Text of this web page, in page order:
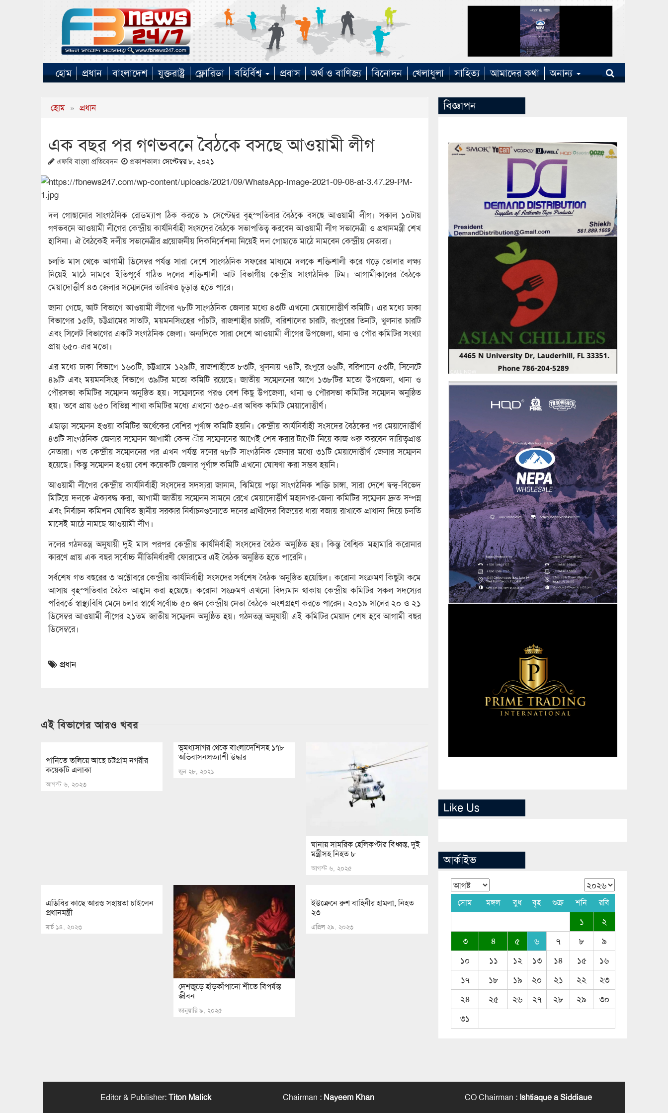
হোম প্রধান বাংলাদেশ যুক্তরাষ্ট্র ফ্লোরিডা বহির্বিশ্ব প্রবাস অর্থ ও বাণিজ্য বিনোদন খেলাধুলা সাহিত্য আমাদের কথা অনান্য
হোম » প্রধান
এক বছর পর গণভবনে বৈঠকে বসছে আওয়ামী লীগ
এফবি বাংলা প্রতিবেদন প্রকাশকালঃ সেপ্টেম্বর ৮, ২০২১
দল গোছানোর সাংগঠনিক রোডম্যাপ ঠিক করতে ৯ সেপ্টেম্বর বৃহস্পতিবার বৈঠকে বসছে আওয়ামী লীগ। সকাল ১০টায়
গণভবনে আওয়ামী লীগের কেন্দ্রীয় কার্যনির্বাহী সংসদের বৈঠকে সভাপতিত্ব করবেন আওয়ামী লীগ সভানেত্রী ও প্রধানমন্ত্রী শেখ
হাসিনা। ঐ বৈঠকেই দলীয় সভানেত্রীর প্রয়োজনীয় দিকনির্দেশনা নিয়েই দল গোছাতে মাঠে নামবেন কেন্দ্রীয় নেতারা।
চলতি মাস থেকে আগামী ডিসেম্বর পর্যন্ত সারা দেশে সাংগঠনিক সফরের মাধ্যমে দলকে শক্তিশালী করে গড়ে তোলার লক্ষ্য
নিয়েই মাঠে নামবে ইতিপূর্বে গঠিত দলের শক্তিশালী আট বিভাগীয় কেন্দ্রীয় সাংগঠনিক টিম। আগামীকালের বৈঠকে
মেয়াদোত্তীর্ণ ৪৩ জেলার সম্মেলনের তারিখও চূড়ান্ত হতে পারে।
জানা গেছে, আট বিভাগে আওয়ামী লীগের ৭৮টি সাংগঠনিক জেলার মধ্যে ৪৩টি এখনো মেয়াদোত্তীর্ণ কমিটি। এর মধ্যে ঢাকা
বিভাগের ১৫টি, চট্টগ্রামের সাতটি, ময়মনসিংহের পাঁচটি, রাজশাহীর চারটি, বরিশালের চারটি, রংপুরের তিনটি, খুলনার চারটি
এবং সিলেট বিভাগের একটি সংগঠনিক জেলা। অন্যদিকে সারা দেশে আওয়ামী লীগের উপজেলা, থানা ও পৌর কমিটির সংখ্যা
প্রায় ৬৫০-এর মতো।
এর মধ্যে ঢাকা বিভাগে ১৬০টি, চট্টগ্রামে ১২৯টি, রাজশাহীতে ৮৩টি, খুলনায় ৭৪টি, রংপুরে ৬৬টি, বরিশালে ৫৩টি, সিলেটে
৪৯টি এবং ময়মনসিংহ বিভাগে ৩৯টির মতো কমিটি রয়েছে। জাতীয় সম্মেলনের আগে ১৩৮টির মতো উপজেলা, থানা ও
পৌরসভা কমিটির সম্মেলন অনুষ্ঠিত হয়। সম্মেলনের পরও বেশ কিছু উপজেলা, থানা ও পৌরসভা কমিটির সম্মেলন অনুষ্ঠিত
হয়। তবে প্রায় ৬৫০ বিভিন্ন শাখা কমিটির মধ্যে এখনো ৩৫০-এর অধিক কমিটি মেয়াদোত্তীর্ণ।
এছাড়া সম্মেলন হওয়া কমিটির অর্ধেকের বেশির পূর্ণাঙ্গ কমিটি হয়নি। কেন্দ্রীয় কার্যনির্বাহী সংসদের বৈঠকের পর মেয়াদোত্তীর্ণ
৪৩টি সাংগঠনিক জেলার সম্মেলন আগামী কেন্দ ীয় সম্মেলনের আগেই শেষ করার টার্গেট নিয়ে কাজ শুরু করবেন দায়িত্বপ্রাপ্ত
নেতারা। গত কেন্দ্রীয় সম্মেলনের পর এখন পর্যন্ত দলের ৭৮টি সাংগঠনিক জেলার মধ্যে ৩১টি মেয়াদোত্তীর্ণ জেলার সম্মেলন
হয়েছে। কিন্তু সম্মেলন হওয়া বেশ কয়েকটি জেলার পূর্ণাঙ্গ কমিটি এখনো ঘোষণা করা সম্ভব হয়নি।
আওয়ামী লীগের কেন্দ্রীয় কার্যনির্বাহী সংসদের সদস্যরা জানান, ঝিমিয়ে পড়া সাংগঠনিক শক্তি চাঙ্গা, সারা দেশে দ্বন্দ্ব-বিভেদ
মিটিয়ে দলকে ঐক্যবদ্ধ করা, আগামী জাতীয় সম্মেলন সামনে রেখে মেয়াদোত্তীর্ণ মহানগর-জেলা কমিটির সম্মেলন দ্রুত সম্পন্ন
এবং নির্বাচন কমিশন ঘোষিত স্থানীয় সরকার নির্বাচনগুলোতে দলের প্রার্থীদের বিজয়ের ধারা বজায় রাখাকে প্রাধান্য দিয়ে চলতি
মাসেই মাঠে নামছে আওয়ামী লীগ।
দলের গঠনতন্ত্র অনুযায়ী দুই মাস পরপর কেন্দ্রীয় কার্যনির্বাহী সংসদের বৈঠক অনুষ্ঠিত হয়। কিন্তু বৈশ্বিক মহামারি করোনার
কারণে প্রায় এক বছর সর্বোচ্চ নীতিনির্ধারণী ফোরামের এই বৈঠক অনুষ্ঠিত হতে পারেনি।
সর্বশেষ গত বছরের ৩ অক্টোবরে কেন্দ্রীয় কার্যনির্বাহী সংসদের সর্বশেষ বৈঠক অনুষ্ঠিত হয়েছিল। করোনা সংক্রমণ কিছুটা কমে
আসায় বৃহস্পতিবার বৈঠক আহ্বান করা হয়েছে। করোনা সংক্রমণ এখনো বিদ্যমান থাকায় কেন্দ্রীয় কমিটির সকল সদস্যের
পরিবর্তে স্বাস্থ্যবিধি মেনে চলার স্বার্থে সর্বোচ্চ ৫০ জন কেন্দ্রীয় নেতা বৈঠকে অংশগ্রহণ করতে পারেন। ২০১৯ সালের ২০ ও ২১
ডিসেম্বর আওয়ামী লীগের ২১তম জাতীয় সম্মেলন অনুষ্ঠিত হয়। গঠনতন্ত্র অনুযায়ী এই কমিটির মেয়াদ শেষ হবে আগামী বছর
ডিসেম্বরে।
প্রধান
এই বিভাগের আরও খবর
পানিতে তলিয়ে আছে চট্টগ্রাম নগরীর
কয়েকটি এলাকা
আগস্ট ৬, ২০২৩
ভূমধ্যসাগর থেকে বাংলাদেশিসহ ১৭৮
অভিবাসনপ্রত্যাশী উদ্ধার
জুন ২৮, ২০২১
ঘানায় সামরিক হেলিকপ্টার বিধ্বস্ত, দুই
মন্ত্রীসহ নিহত ৮
আগস্ট ৬, ২০২৫
এডিবির কাছে আরও সহায়তা চাইলেন
প্রধানমন্ত্রী
মার্চ ১৪, ২০২৩
দেশজুড়ে হাঁড়কাঁপানো শীতে বিপর্যস্ত
জীবন
জানুয়ারি ৯, ২০২৫
ইউক্রেনে রুশ বাহিনীর হামলা, নিহত
২৩
এপ্রিল ২৯, ২০২৩
বিজ্ঞাপন
Like Us
আর্কাইভ
সোম মঙ্গল বুধ বৃহ শুক্র শনি রবি
১
২
৩
৪ ৫ ৬ ৭ ৮
৯
১০
১১ ১২ ১৩ ১৪ ১৫
১৬
১৭
১৮ ১৯ ২০ ২১ ২২
২৩
২৪
২৫ ২৬ ২৭ ২৮ ২৯
৩০
৩১
Editor & Publisher:Titon Malick Chairman : Nayeem Khan CO Chairman : Ishtiaque a Siddiaue